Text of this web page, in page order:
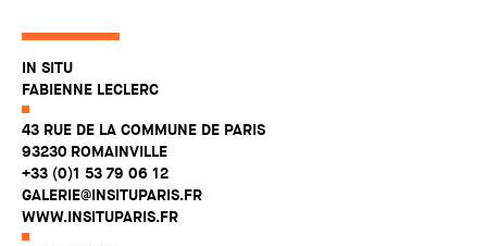
IN SITU
FABIENNE LECLERC
43 RUE DE LA COMMUNE DE PARIS
93230 ROMAINVILLE
+33 (0)1 53 79 06 12
GALERIE@INSITUPARIS.FR
WWW.INSITUPARIS.FR